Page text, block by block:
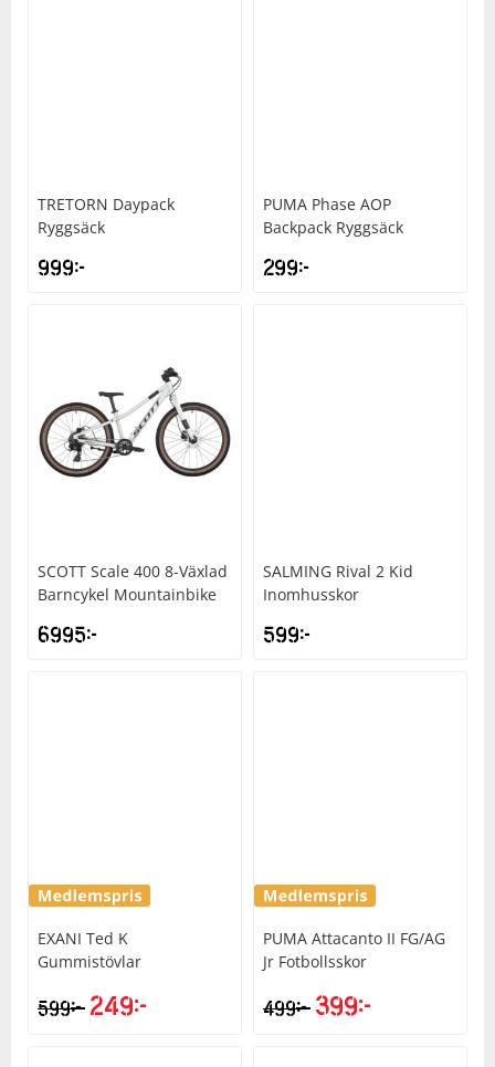
TRETORN Daypack
Ryggsäck
999kr
PUMA Phase AOP
Backpack Ryggsäck
299kr
SCOTT Scale 400 8-Växlad
Barncykel Mountainbike
6995kr
SALMING Rival 2 Kid
Inomhusskor
599kr
EXANI Ted K
Gummistövlar
599kr 249kr
PUMA Attacanto II FG/AG
Jr Fotbollsskor
499kr 399kr